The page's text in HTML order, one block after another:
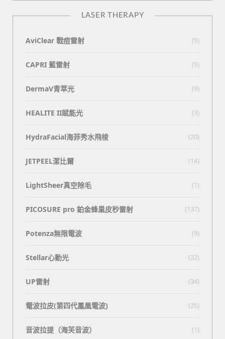
LASER THERAPY
AviClear 戰痘雷射 (5)
CAPRI 藍雷射 (5)
DermaV青萃光 (9)
HEALITE II賦能光 (3)
HydraFacial海菲秀水飛梭 (20)
JETPEEL潔比爾 (14)
LightSheer真空除毛 (1)
PICOSURE pro 鉑金蜂巢皮秒雷射 (137)
Potenza無限電波 (9)
Stellar心動光 (22)
UP雷射 (34)
電波拉皮(第四代鳳凰電波) (25)
⾳波拉提（海芙⾳波） (1)